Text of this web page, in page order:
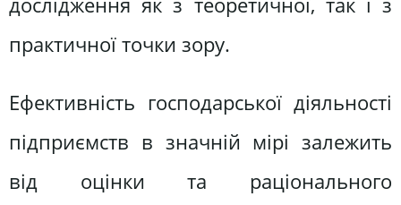
практичної точки зору.
Ефективність господарської діяльності
підприємств в значній мірі залежить
від оцінки та раціонального